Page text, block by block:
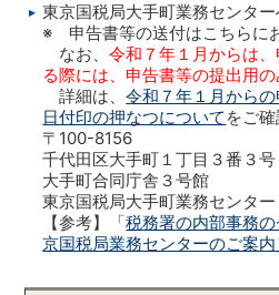
東京国税局大手町業務センタ
※ 申告書等の送付はこちらに
なお、令和７年１月からは
る際には、申告書等の提出用の
詳細は、令和７年１月から
日付印の押なつについて をご確
〒100-8156
千代田区大手町１丁目３番３号
大手町合同庁舎３号館
東京国税局大手町業務センター
【参考】「税務署の内部事務
京国税局業務センターのご案内